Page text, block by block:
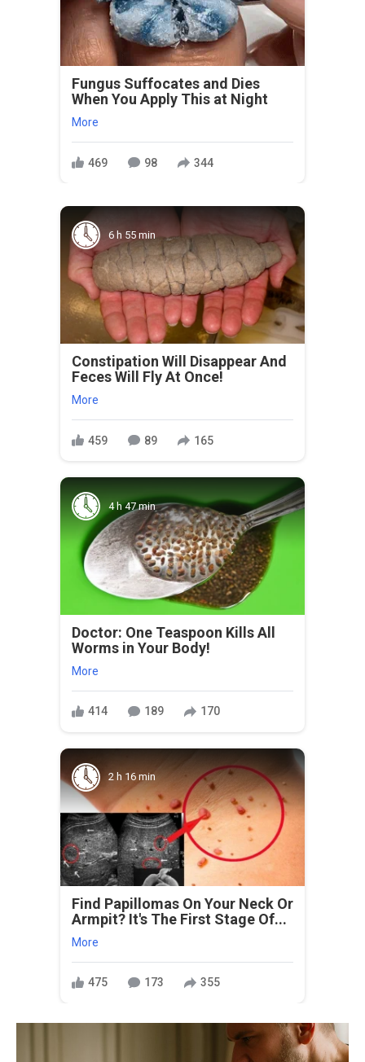
Fungus Suffocates and Dies
When You Apply This at Night
More
469 98 344
6 h 55 min
Constipation Will Disappear And
Feces Will Fly At Once!
More
459 89 165
4 h 47 min
Doctor: One Teaspoon Kills All
Worms in Your Body!
More
414 189 170
2 h 16 min
Find Papillomas On Your Neck Or
Armpit? It's The First Stage Of...
More
475 173 355